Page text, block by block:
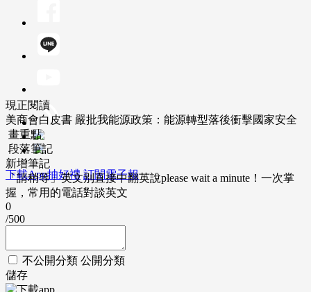
下載App抽好禮 訂閱電子報
現正閱讀
美商會白皮書 嚴批我能源政策：能源轉型落後衝擊國家安全
畫重點
段落筆記
新增筆記
「請稍等」英文別直接中翻英說please wait a minute！一次掌
握，常用的電話對談英文
0
/500
不公開分類 公開分類
儲存